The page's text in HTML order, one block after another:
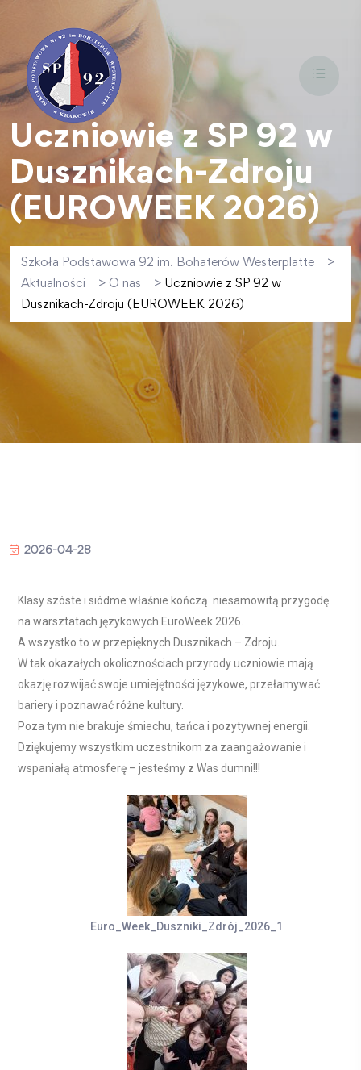
Uczniowie z SP 92 w
Dusznikach-Zdroju
(EUROWEEK 2026)
Szkoła Podstawowa 92 im. Bohaterów Westerplatte
>
Aktualności
> O nas > Uczniowie z SP 92 w
Dusznikach-Zdroju (EUROWEEK 2026)
2026-04-28
Klasy szóste i siódme właśnie kończą niesamowitą przygodę
na warsztatach językowych EuroWeek 2026.
A wszystko to w przepięknych Dusznikach – Zdroju.
W tak okazałych okolicznościach przyrody uczniowie mają
okazję rozwijać swoje umiejętności językowe, przełamywać
bariery i poznawać różne kultury.
Poza tym nie brakuje śmiechu, tańca i pozytywnej energii.
Dziękujemy wszystkim uczestnikom za zaangażowanie i
wspaniałą atmosferę – jesteśmy z Was dumni!!!
Euro_Week_Duszniki_Zdrój_2026_1